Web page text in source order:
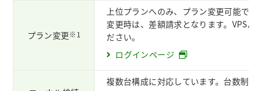
プラン変更※1
上位プランへのみ、プラン変更可能で
変更時は、差額請求となります。VPS
ださい。
ログインページ
複数台構成に対応しています。台数制限